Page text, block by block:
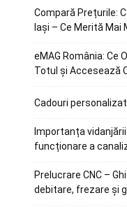
Compară Prețurile:
Iași – Ce Merită Mai
eMAG România: Ce
Totul și Accesează
Cadouri
Importanța
funcționare a
Prelucrare CNC –
debitare, frezare și